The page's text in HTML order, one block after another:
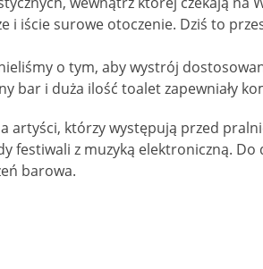
i iście surowe otoczenie. Dziś to
o tym, aby wystrój
bar i duża ilość toalet zapewniały
artyści, którzy występują przed
festiwali z muzyką elektroniczną.
barowa.